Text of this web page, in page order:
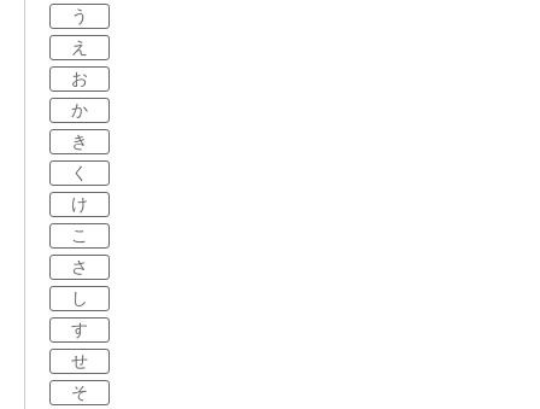
う
え
お
か
き
く
け
こ
さ
し
す
せ
そ